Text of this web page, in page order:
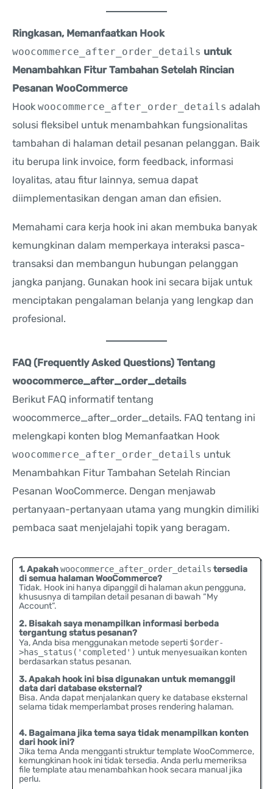
Ringkasan, Memanfaatkan Hook
woocommerce_after_order_details untuk
Menambahkan Fitur Tambahan Setelah Rincian
Pesanan WooCommerce
Hook woocommerce_after_order_details adalah
solusi fleksibel untuk menambahkan fungsionalitas
tambahan di halaman detail pesanan pelanggan. Baik
itu berupa link invoice, form feedback, informasi
loyalitas, atau fitur lainnya, semua dapat
diimplementasikan dengan aman dan efisien.
Memahami cara kerja hook ini akan membuka banyak
kemungkinan dalam memperkaya interaksi pasca-
transaksi dan membangun hubungan pelanggan
jangka panjang. Gunakan hook ini secara bijak untuk
menciptakan pengalaman belanja yang lengkap dan
profesional.
FAQ (Frequently Asked Questions) Tentang
woocommerce_after_order_details
Berikut FAQ informatif tentang
woocommerce_after_order_details. FAQ tentang ini
melengkapi konten blog Memanfaatkan Hook
woocommerce_after_order_details untuk
Menambahkan Fitur Tambahan Setelah Rincian
Pesanan WooCommerce. Dengan menjawab
pertanyaan-pertanyaan utama yang mungkin dimiliki
pembaca saat menjelajahi topik yang beragam.
1. Apakahwoocommerce_after_order_details tersedia
di semua halaman WooCommerce?
Tidak. Hook ini hanya dipanggil di halaman akun pengguna,
khususnya di tampilan detail pesanan di bawah “My
Account”.
2. Bisakah saya menampilkan informasi berbeda
tergantung status pesanan?
Ya, Anda bisa menggunakan metode seperti $order-
>has_status('completed') untuk menyesuaikan konten
berdasarkan status pesanan.
3. Apakah hook ini bisa digunakan untuk memanggil
data dari database eksternal?
Bisa. Anda dapat menjalankan query ke database eksternal
selama tidak memperlambat proses rendering halaman.
4. Bagaimana jika tema saya tidak menampilkan konten
dari hook ini?
Jika tema Anda mengganti struktur template WooCommerce,
kemungkinan hook ini tidak tersedia. Anda perlu memeriksa
file template atau menambahkan hook secara manual jika
perlu.